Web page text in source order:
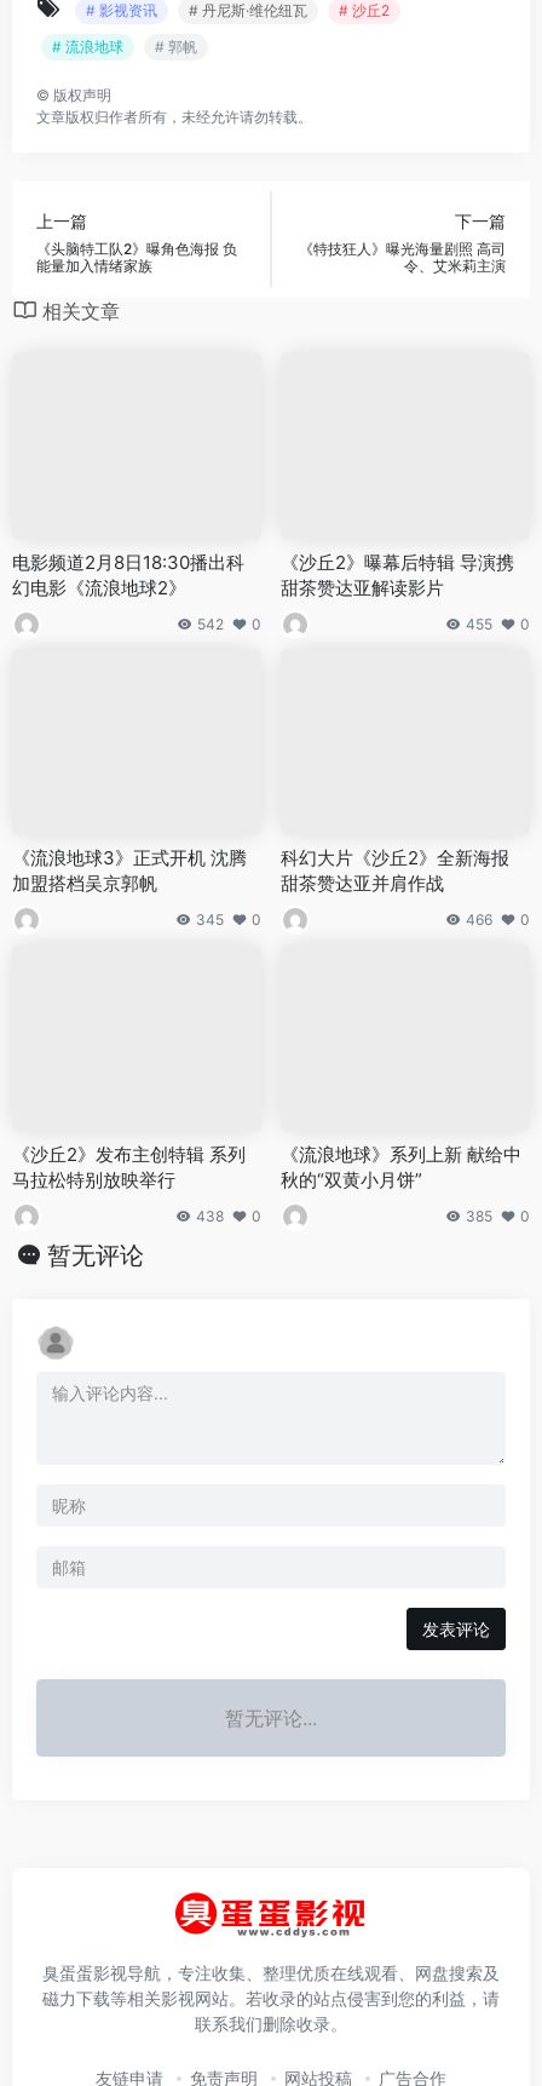
# 影视资讯 # 丹尼斯·维伦纽瓦
# 沙丘2
# 流浪地球
# 郭帆
© 版权声明
文章版权归作者所有，未经允许请勿转载。
上一篇
《头脑特工队2》曝角色海报 负
能量加入情绪家族
下一篇
《特技狂人》曝光海量剧照 高司
令、艾米莉主演
相关文章
电影频道2月8日18:30播出科
幻电影《流浪地球2》
542 0
《沙丘2》曝幕后特辑 导演携
甜茶赞达亚解读影片
455 0
《流浪地球3》正式开机 沈腾
加盟搭档吴京郭帆
345 0
科幻大片《沙丘2》全新海报
甜茶赞达亚并肩作战
466 0
《沙丘2》发布主创特辑 系列
马拉松特别放映举行
438 0
《流浪地球》系列上新 献给中
秋的“双黄小月饼”
385 0
暂无评论
发表评论
暂无评论...
臭蛋蛋影视导航，专注收集、整理优质在线观看、网盘搜索及
磁力下载等相关影视网站。若收录的站点侵害到您的利益，请
联系我们删除收录。
友链申请 免责声明 网站投稿 广告合作